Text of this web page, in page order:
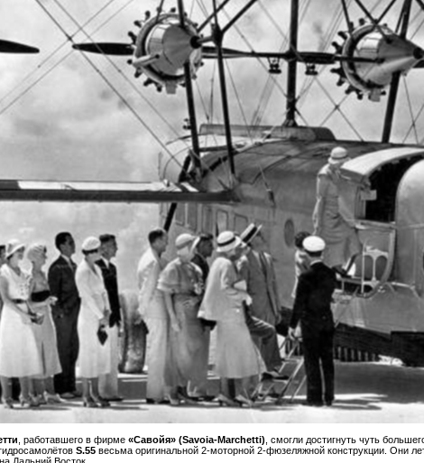
, работавшего в фирме«Савойя» (Savoia-Marchetti), смогли достигнуть чуть
S.55 весьма оригинальной 2-моторной 2-фюзеляжной конструкции. Они